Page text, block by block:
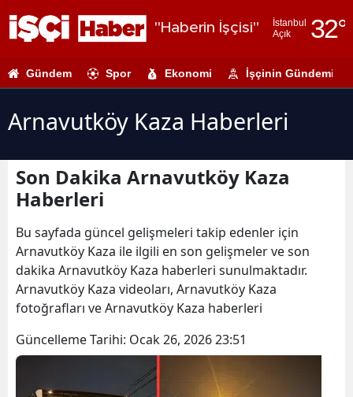
"Haberin İşçisi"
İstanbul
Açık
32°
Adıyaman
Antalya
Artvin
Gündem Spor Ekonomi İşçinin Gündemi
Arnavutköy Kaza Haberleri
Son Dakika Arnavutköy Kaza
Haberleri
Bu sayfada güncel gelişmeleri takip edenler için
Arnavutköy Kaza ile ilgili en son gelişmeler ve son
dakika Arnavutköy Kaza haberleri sunulmaktadır.
Arnavutköy Kaza videoları, Arnavutköy Kaza
fotoğrafları ve Arnavutköy Kaza haberleri
Güncelleme Tarihi: Ocak 26, 2026 23:51